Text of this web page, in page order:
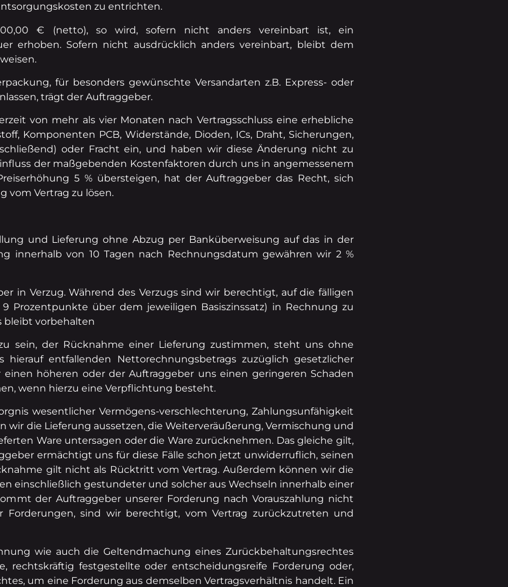
zu entrichten.
€ (netto), so wird, sofern nicht anders vereinbart ist, ein
erhoben. Sofern nicht ausdrücklich anders vereinbart, bleibt dem
für besonders gewünschte Versandarten z.B. Express- oder
trägt der Auftraggeber.
von mehr als vier Monaten nach Vertragsschluss eine erhebliche
Komponenten PCB, Widerstände, Dioden, ICs, Draht, Sicherungen,
oder Fracht ein, und haben wir diese Änderung nicht zu
der maßgebenden Kostenfaktoren durch uns in angemessenem
5 % übersteigen, hat der Auftraggeber das Recht, sich
vom Vertrag zu lösen.
und Lieferung ohne Abzug per Banküberweisung auf das in der
innerhalb von 10 Tagen nach Rechnungsdatum gewähren wir 2 %
in Verzug. Während des Verzugs sind wir berechtigt, auf die fälligen
Prozentpunkte über dem jeweiligen Basiszinssatz) in Rechnung zu
bleibt vorbehalten
sein, der Rücknahme einer Lieferung zustimmen, steht uns ohne
entfallenden Nettorechnungsbetrags zuzüglich gesetzlicher
höheren oder der Auftraggeber uns einen geringeren Schaden
wenn hierzu eine Verpflichtung besteht.
wesentlicher Vermögens-verschlechterung, Zahlungsunfähigkeit
die Lieferung aussetzen, die Weiterveräußerung, Vermischung und
Ware untersagen oder die Ware zurücknehmen. Das gleiche gilt,
ermächtigt uns für diese Fälle schon jetzt unwiderruflich, seinen
gilt nicht als Rücktritt vom Vertrag. Außerdem können wir die
einschließlich gestundeter und solcher aus Wechseln innerhalb einer
der Auftraggeber unserer Forderung nach Vorauszahlung nicht
sind wir berechtigt, vom Vertrag zurückzutreten und
wie auch die Geltendmachung eines Zurückbehaltungsrechtes
rechtskräftig festgestellte oder entscheidungsreife Forderung oder,
um eine Forderung aus demselben Vertragsverhältnis handelt. Ein